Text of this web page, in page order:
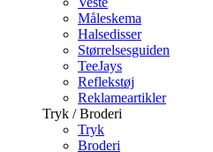
Måleskema
Halsedisser
Størrelsesguiden
TeeJays
Reflekstøj
Reklameartikler
Tryk / Broderi
Tryk
Broderi